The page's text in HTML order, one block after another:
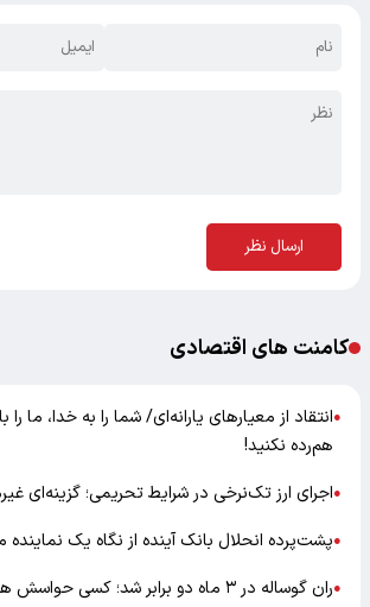
ارسال نظر
کامنت های اقتصادی
●انتقاد از معیارهای یارانه‌ای/ شما را به خدا، ما را
هم‌رده نکنید!
●اجرای ارز تک‌نرخی در شرایط تحریمی؛ گزینه‌ای
●پشت‌پرده انحلال بانک آینده از نگاه یک
●ران گوساله در ۳ ماه دو برابر شد؛ کسی حواسش هست؟